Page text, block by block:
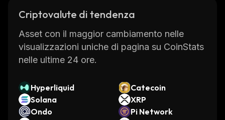
Criptovalute di tendenza
Asset con il maggior cambiamento nelle
visualizzazioni uniche di pagina su CoinStats
nelle ultime 24 ore.
Hyperliquid
Catecoin
Solana
XRP
Ondo
Pi Network